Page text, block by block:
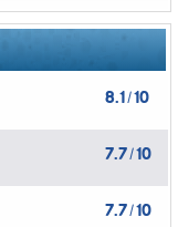
8.1/10
7.7/10
7.7/10